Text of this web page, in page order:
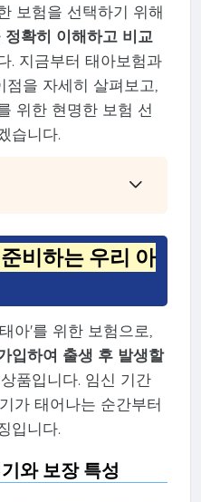
보험을 선택하기 위해
정확히 이해하고 비교
. 지금부터 태아보험과
을 자세히 살펴보고,
위한 현명한 보험 선
습니다.
비하는 우리 아
아'를 위한 보험으로,
입하여 출생 후 발생할
품입니다. 임신 기간
가 태어나는 순간부터
입니다.
와 보장 특성